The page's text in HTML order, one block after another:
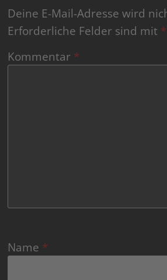
Deine E-Mail-Adresse wird
Erforderliche Felder sind mit *
Kommentar *
Name *